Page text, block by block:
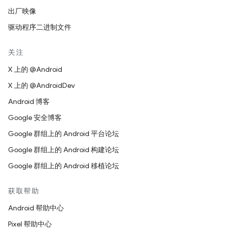
出厂映像
驱动程序二进制文件
关注
X 上的 @Android
X 上的 @AndroidDev
Android 博客
Google 安全博客
Google 群组上的 Android 平台论坛
Google 群组上的 Android 构建论坛
Google 群组上的 Android 移植论坛
获取帮助
Android 帮助中心
Pixel 帮助中心